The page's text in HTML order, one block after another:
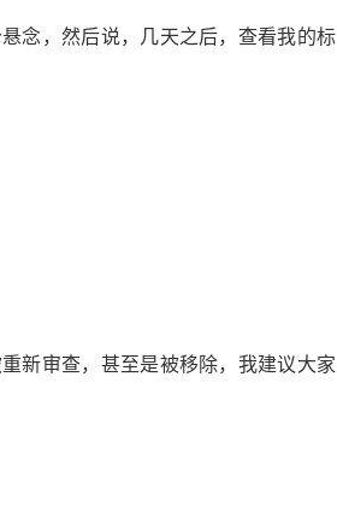
念，然后说，几天之后，查看我的标
新审查，甚至是被移除，我建议大家